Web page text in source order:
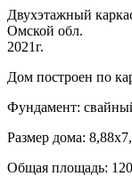
Двухэтажный
Омской обл.
2021г.
Дом построен по
Фундамент:
Размер дома:
Общая площадь: